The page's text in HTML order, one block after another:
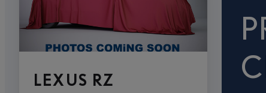
LEXUS RZ